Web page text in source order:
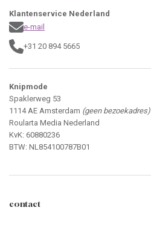
Klantenservice Nederland
e-mail
+31 20 894 5665
Knipmode
Spaklerweg 53
1114 AE Amsterdam (geen bezoekadres)
Roularta Media Nederland
KvK: 60880236
BTW: NL854100787B01
contact